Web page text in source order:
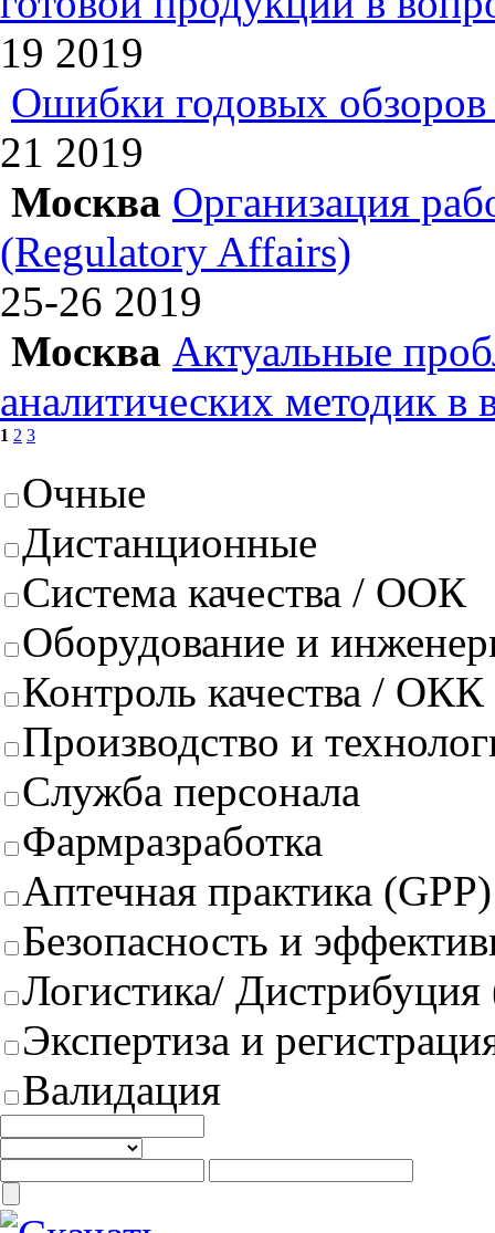
19 2019
Ошибки годовых обзоров
21 2019
Москва Организация
(Regulatory Affairs)
25-26 2019
Москва Актуальные
аналитических методик в
1 2 3
Очные
Дистанционные
Система качества / ООК
Оборудование и
Контроль качества / ОКК
Производство и
Служба персонала
Фармразработка
Аптечная практика (GPP)
Безопасность и
Логистика/
Экспертиза и
Валидация